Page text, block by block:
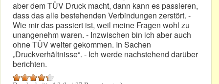
aber dem TÜV Druck macht, dann kann es passieren,
dass das alle bestehenden Verbindungen zerstört. -
Wie mir das passiert ist, weil meine Fragen wohl zu
unangenehm waren. - Inzwischen bin ich aber auch
ohne TÜV weiter gekommen. In Sachen
„Druckverhältnisse“. - Ich werde nachstehend darüber
berichten.